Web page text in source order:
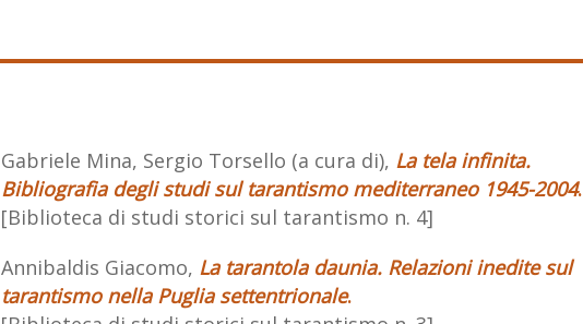
Gabriele Mina, Sergio Torsello (a cura di), La tela infinita.
Bibliografia degli studi sul tarantismo mediterraneo 1945-2004.
[Biblioteca di studi storici sul tarantismo n. 4]
Annibaldis Giacomo, La tarantola daunia. Relazioni inedite sul
tarantismo nella Puglia settentrionale.